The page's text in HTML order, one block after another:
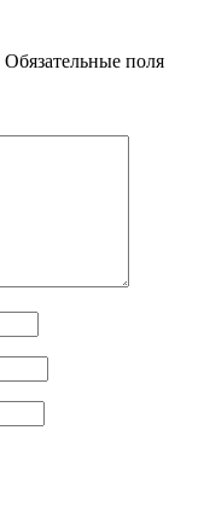
Обязательные поля